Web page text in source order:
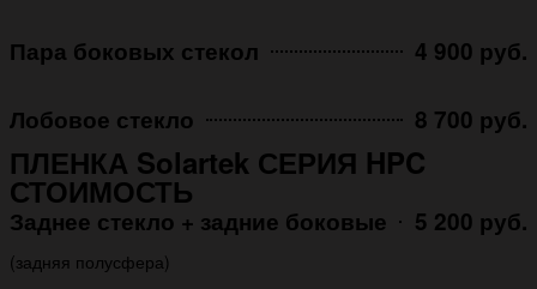
Пара боковых стекол 4 900 руб.
Лобовое стекло 8 700 руб.
ПЛЕНКА Solartek СЕРИЯ HPC
СТОИМОСТЬ
Заднее стекло + задние боковые 5 200 руб.
(задняя полусфера)